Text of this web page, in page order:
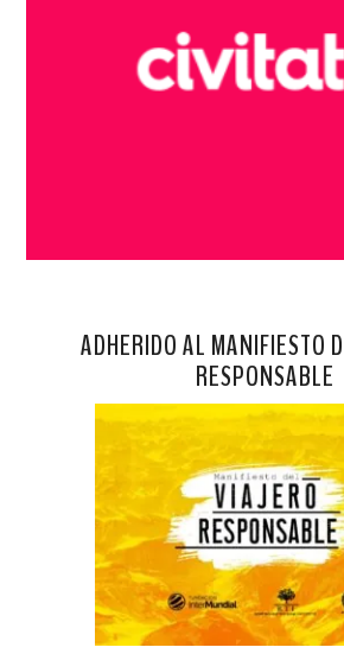
ADHERIDO AL MANIFIESTO
RESPONSABLE